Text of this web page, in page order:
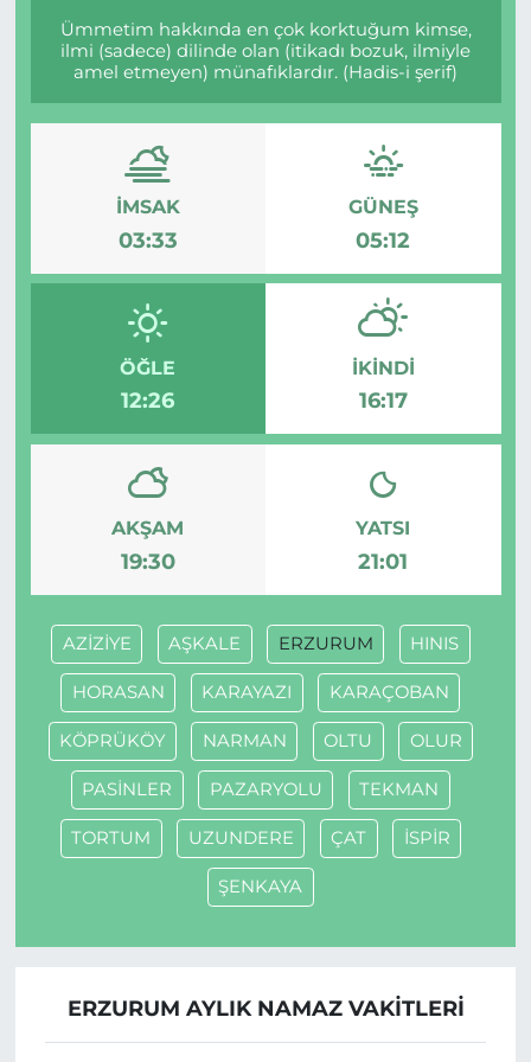
Ümmetim hakkında en çok korktuğum kimse,
ilmi (sadece) dilinde olan (itikadı bozuk, ilmiyle
amel etmeyen) münafıklardır. (Hadis-i şerif)
İMSAK
03:33
GÜNEŞ
05:12
ÖĞLE
12:26
İKINDI
16:17
AKŞAM
19:30
YATSI
21:01
AZİZİYE AŞKALE ERZURUM HINIS
HORASAN KARAYAZI KARAÇOBAN
KÖPRÜKÖY NARMAN OLTU OLUR
PASİNLER PAZARYOLU TEKMAN
TORTUM UZUNDERE ÇAT İSPİR
ŞENKAYA
ERZURUM AYLIK NAMAZ VAKITLERI